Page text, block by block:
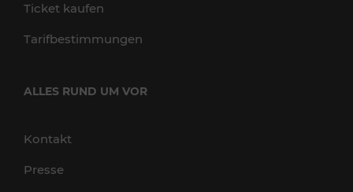
Ticket kaufen
Tarifbestimmungen
ALLES RUND UM VOR
Kontakt
Presse